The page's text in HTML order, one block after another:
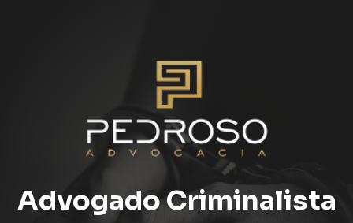
Advogado Criminalista